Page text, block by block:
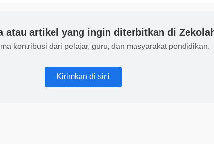
atau artikel yang ingin diterbitkan di
kontribusi dari pelajar, guru, dan masyarakat pendidikan.
Kirimkan di sini